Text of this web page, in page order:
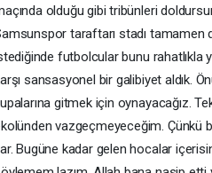
olduğu gibi tribünleri
taraftarı stadı tamamen
futbolcular bunu rahatlıkla
sansasyonel bir galibiyet aldık.
gitmek için oynayacağız.
vazgeçmeyeceğim. Çünkü
Bugüne kadar gelen hocalar